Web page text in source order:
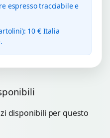
espresso tracciabile e
10 € Italia
disponibili per questo